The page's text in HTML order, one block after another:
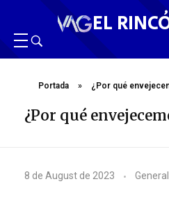
EL
Portada » ¿Por qué
¿Por qué
¿
8 de August de 2023 General